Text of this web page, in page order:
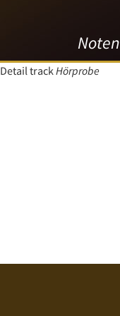
Noten
Detail trackHörprobe